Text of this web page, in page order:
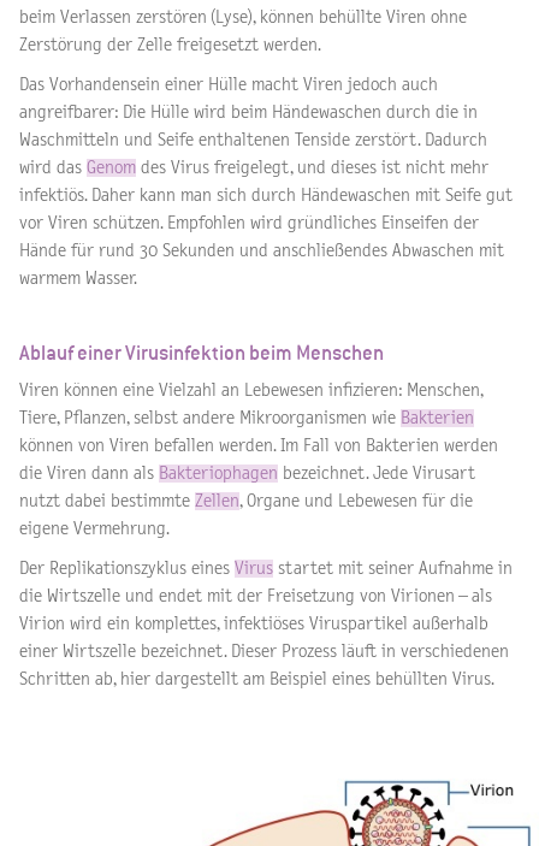
beim Verlassen zerstören (Lyse), können behüllte Viren ohne
Zerstörung der Zelle freigesetzt werden.
Das Vorhandensein einer Hülle macht Viren jedoch auch
angreifbarer: Die Hülle wird beim Händewaschen durch die in
Waschmitteln und Seife enthaltenen Tenside zerstört. Dadurch
wird das Genom des Virus freigelegt, und dieses ist nicht mehr
infektiös. Daher kann man sich durch Händewaschen mit Seife gut
vor Viren schützen. Empfohlen wird gründliches Einseifen der
Hände für rund 30 Sekunden und anschließendes Abwaschen mit
warmem Wasser.
Ablauf einer Virusinfektion beim Menschen
Viren können eine Vielzahl an Lebewesen infizieren: Menschen,
Tiere, Pflanzen, selbst andere Mikroorganismen wie Bakterien
können von Viren befallen werden. Im Fall von Bakterien werden
die Viren dann als Bakteriophagen bezeichnet. Jede Virusart
nutzt dabei bestimmte Zellen, Organe und Lebewesen für die
eigene Vermehrung.
Der Replikationszyklus eines Virus startet mit seiner Aufnahme in
die Wirtszelle und endet mit der Freisetzung von Virionen – als
Virion wird ein komplettes, infektiöses Viruspartikel außerhalb
einer Wirtszelle bezeichnet. Dieser Prozess läuft in verschiedenen
Schritten ab, hier dargestellt am Beispiel eines behüllten Virus.